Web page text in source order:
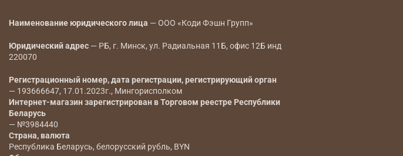
Наименование юридического лица — ООО «Коди Фэшн Групп»
Юридический адрес — РБ, г. Минск, ул. Радиальная 11Б, офис 12Б инд
220070
Регистрационный номер, дата регистрации, регистрирующий орган
— 193666647, 17.01.2023г., Мингорисполком
Интернет-магазин зарегистрирован в Торговом реестре Республики
Беларусь
— №3984440
Страна, валюта
Республика Беларусь, белорусский рубль, BYN